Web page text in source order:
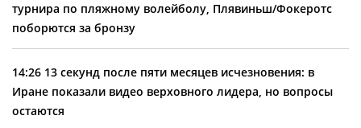
турнира по пляжному волейболу, Плявиньш/Фокеротс
поборются за бронзу
14:26 13 секунд после пяти месяцев исчезновения: в
Иране показали видео верховного лидера, но вопросы
остаются